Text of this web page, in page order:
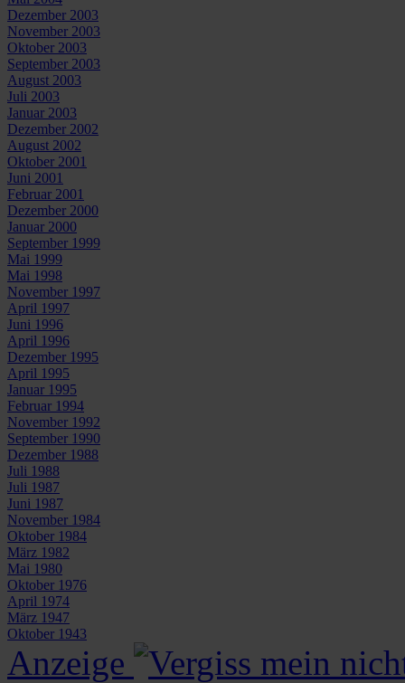
Dezember 2003
November 2003
Oktober 2003
September 2003
August 2003
Juli 2003
Januar 2003
Dezember 2002
August 2002
Oktober 2001
Juni 2001
Februar 2001
Dezember 2000
Januar 2000
September 1999
Mai 1999
Mai 1998
November 1997
April 1997
Juni 1996
April 1996
Dezember 1995
April 1995
Januar 1995
Februar 1994
November 1992
September 1990
Dezember 1988
Juli 1988
Juli 1987
Juni 1987
November 1984
Oktober 1984
März 1982
Mai 1980
Oktober 1976
April 1974
März 1947
Oktober 1943
Anzeige